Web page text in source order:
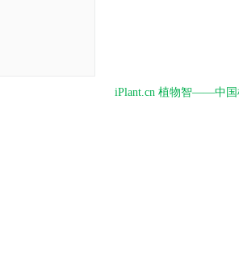
iPlant.cn 植物智——中国